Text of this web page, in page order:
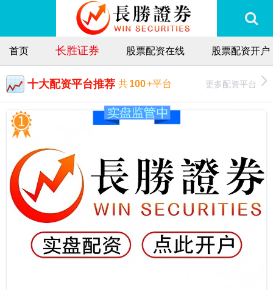
首页 长胜证券 股票配资在线 股票配资开户
十大配资平台推荐 共100+平台 更多配资平台